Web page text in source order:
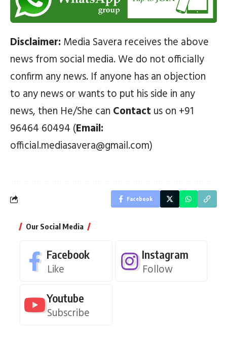
Disclaimer: Media Savera receives the above
news from social media. We do not officially
confirm any news. If anyone has an objection
to any news or wants to put his side in any
news, then He/She can Contact us on +91
96464 60494 (Email:
official.mediasavera@gmail.com)
Facebook
Our Social Media
Facebook
Like
Instagram
Follow
Youtube
Subscribe